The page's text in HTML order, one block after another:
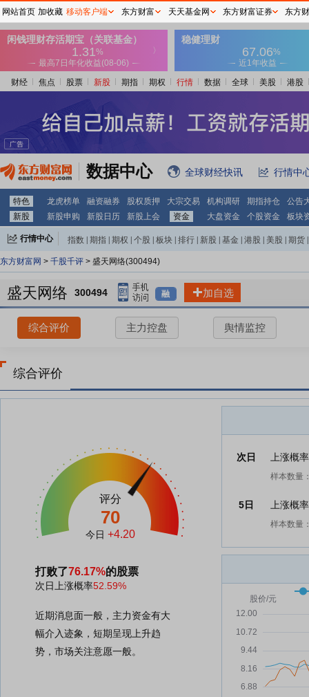
财经 焦点 股票 新股 期指 期权 行情 数据 全球 美股 港股
数据中心 全球财经快讯 行情中
特色 龙虎榜单 融资融券 股权质押 大宗交易 机构调研 期指持仓
公告
新股
新股申购 新股日历 新股上会 资金 大盘资金 个股资金 板块
行情中心 指数 期指 期权 个股 板块 排行 新股 基金 港股 美股 期货
东方财富网 > 千股千评 > 盛天网络(300494)
盛天网络 300494 融 加自选
综合评价 主力控盘 舆情监控
综合评价
评分
70
今日 +4.20
打败了76.17%的股票
次日上涨概率52.59%
近期消息面一般，主力资金有大
幅介入迹象，短期呈现上升趋
势，市场关注意愿一般。
次日 上涨概
样本数量
5日 上涨概
样本数量
网站首页 加收藏 移动客户端 东方财富 天天基金网 东方财富证券 东方